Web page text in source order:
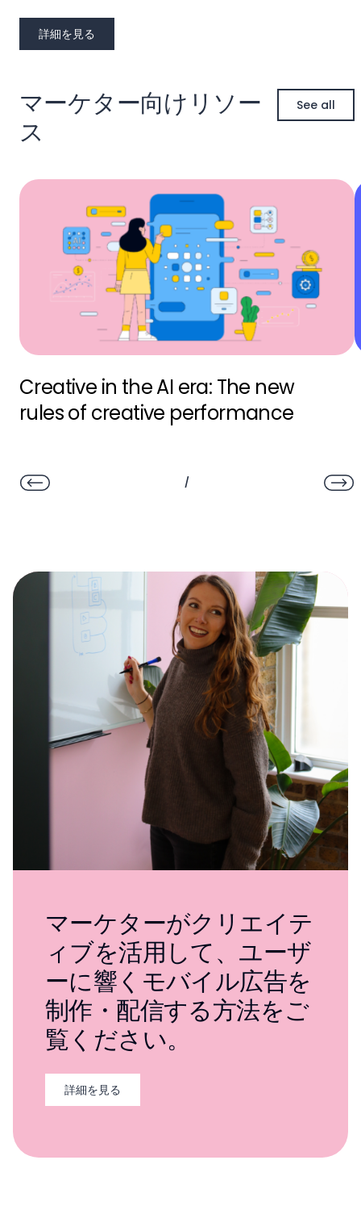
詳細を見る
マーケター向けリソー
ス
See all
Creative in the AI era: The new
rules of creative performance
/
マーケターがクリエイテ
ィブを活用して、ユーザ
ーに響くモバイル広告を
制作・配信する方法をご
覧ください。
詳細を見る